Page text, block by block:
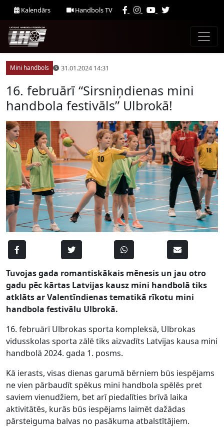
Kalendārs Handbols TV
Mini handbols 31.01.2024 14:31
16. februārī “Sirsniņdienas mini
handbola festivāls” Ulbrokā!
Tuvojas gada romantiskākais mēnesis un jau otro
gadu pēc kārtas Latvijas kausz mini handbolā tiks
atklāts ar Valentīndienas tematikā rīkotu mini
handbola festivālu Ulbrokā.
16. februārī Ulbrokas sporta kompleksā, Ulbrokas
vidusskolas sporta zālē tiks aizvadīts Latvijas kausa mini
handbolā 2024. gada 1. posms.
Kā ierasts, visas dienas garumā bērniem būs iespējams
ne vien pārbaudīt spēkus mini handbola spēlēs pret
saviem vienudžiem, bet arī piedalīties brīvā laika
aktivitātēs, kurās būs iespējams laimēt dažādas
pārsteiguma balvas no pasākuma atbalstītājiem.